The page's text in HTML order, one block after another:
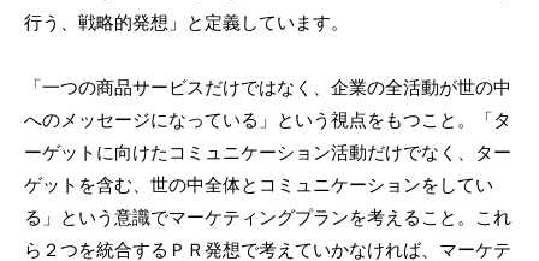
行う、戦略的発想」と定義しています。
「一つの商品サービスだけではなく、企業の全活動が世の中
へのメッセージになっている」という視点をもつこと。「タ
ーゲットに向けたコミュニケーション活動だけでなく、ター
ゲットを含む、世の中全体とコミュニケーションをしてい
る」という意識でマーケティングプランを考えること。これ
ら２つを統合するＰＲ発想で考えていかなければ、マーケテ